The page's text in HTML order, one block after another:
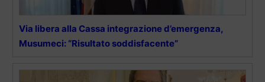
Via libera alla Cassa integrazione d’emergenza,
Musumeci: “Risultato soddisfacente”